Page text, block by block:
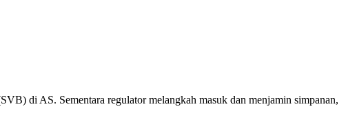
di AS. Sementara regulator melangkah masuk dan menjamin simpanan,